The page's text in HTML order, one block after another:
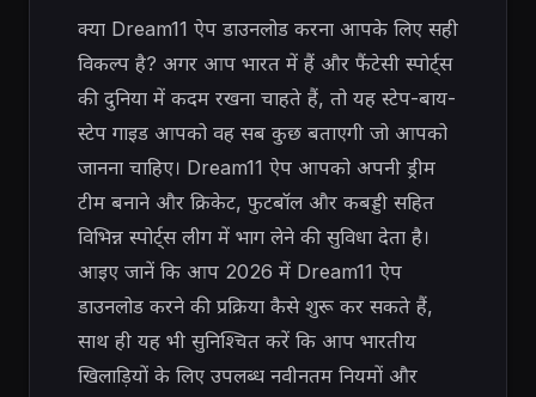
क्या Dream11 ऐप डाउनलोड करना आपके लिए सही
विकल्प है? अगर आप भारत में हैं और फैंटेसी स्पोर्ट्स
की दुनिया में कदम रखना चाहते हैं, तो यह स्टेप-बाय-
स्टेप गाइड आपको वह सब कुछ बताएगी जो आपको
जानना चाहिए। Dream11 ऐप आपको अपनी ड्रीम
टीम बनाने और क्रिकेट, फुटबॉल और कबड्डी सहित
विभिन्न स्पोर्ट्स लीग में भाग लेने की सुविधा देता है।
आइए जानें कि आप 2026 में Dream11 ऐप
डाउनलोड करने की प्रक्रिया कैसे शुरू कर सकते हैं,
साथ ही यह भी सुनिश्चित करें कि आप भारतीय
खिलाड़ियों के लिए उपलब्ध नवीनतम नियमों और